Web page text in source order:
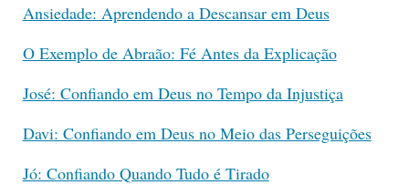
Ansiedade: Aprendendo a Descansar em Deus
O Exemplo de Abraão: Fé Antes da Explicação
José: Confiando em Deus no Tempo da Injustiça
Davi: Confiando em Deus no Meio das Perseguições
Jó: Confiando Quando Tudo é Tirado